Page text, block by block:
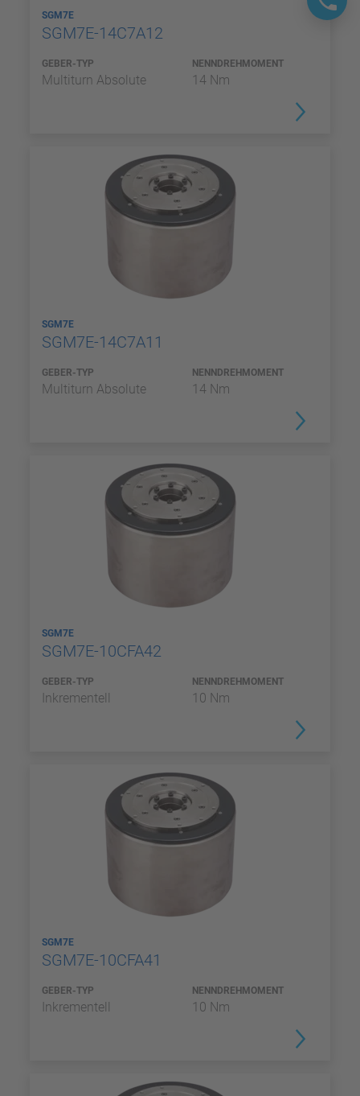
SGM7E
SGM7E-14C7A12
GEBER-TYP
Multiturn Absolute
NENNDREHMOMENT
14 Nm
SGM7E
SGM7E-14C7A11
GEBER-TYP
Multiturn Absolute
NENNDREHMOMENT
14 Nm
SGM7E
SGM7E-10CFA42
GEBER-TYP
Inkrementell
NENNDREHMOMENT
10 Nm
SGM7E
SGM7E-10CFA41
GEBER-TYP
Inkrementell
NENNDREHMOMENT
10 Nm